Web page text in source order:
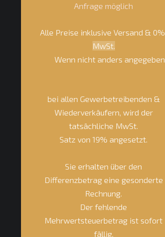
Anfrage möglich
Alle Preise inklusive Versand & 0%
MwSt.
Wenn nicht anders angegeben
bei allen Gewerbetreibenden &
Wiederverkäufern, wird der
tatsächliche MwSt.
Satz von 19% angesetzt.
Sie erhalten über den
Differenzbetrag eine gesonderte
Rechnung.
Der fehlende
Mehrwertsteuerbetrag ist sofort
fällig.